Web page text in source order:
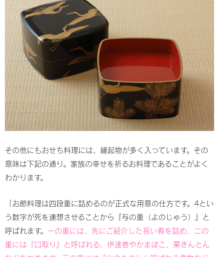
その他にもおせち料理には、縁起物が多く入っています。その
意味は下記の通り。家族の幸せを祈るお料理であることがよく
わかります。
「お節料理は四段重に詰めるのが正式な用意の仕方です。4とい
う数字が死を連想させることから『与の重（よのじゅう）』と
呼ばれます。 一の重には、先にご紹介した祝い肴を詰め、二の
重には『口取り』と呼ばれる、伊達巻やかまぼこ、栗きんとん